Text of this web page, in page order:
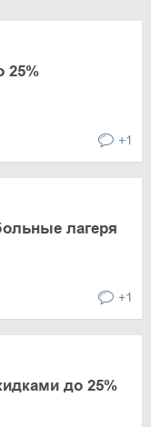
25%
+1
лагеря
+1
до 25%